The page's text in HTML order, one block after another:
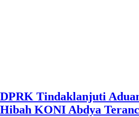
DPRK Tindaklanjuti
Hibah KONI Abdya